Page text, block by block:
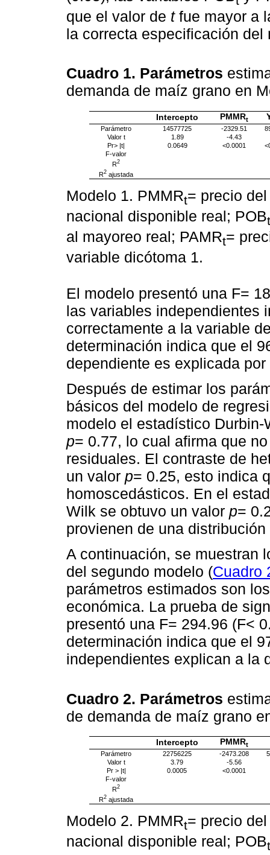
que el valor de tfue mayor a
la correcta especificación del
Cuadro 1. Parámetros
demanda de maíz grano en
Intercepto PMMRt
Parámetro 14577725 -2329.51
Valor t
1.89
-4.43
Pr> |t|
0.0649 <0.0001
F-valor
R2
R2 ajustada
Modelo 1. PMMRt= precio
nacional disponible real; POBt
al mayoreo real; PAMRt=
variable dicótoma 1.
El modelo presentó una F=
las variables independientes
correctamente a la variable
determinación indica que el
dependiente es explicada
Después de estimar los
básicos del modelo de
modelo el estadístico
p= 0.77, lo cual afirma que
residuales. El contraste de
un valor p= 0.25, esto indica
homoscedásticos. En el
Wilk se obtuvo un valor p=
provienen de una distribución
A continuación, se muestran
del segundo modelo (Cuadro
parámetros estimados son
económica. La prueba de
presentó una F= 294.96 (F<
determinación indica que el
independientes explican a la
Cuadro 2. Parámetros
de demanda de maíz grano
Intercepto PMMRt
Parámetro
22756225 -2473.208
Valor t
3.79
-5.56
Pr > |t|
0.0005
<0.0001
F-valor
R2
R2 ajustada
Modelo 2. PMMRt= precio
nacional disponible real; POBt